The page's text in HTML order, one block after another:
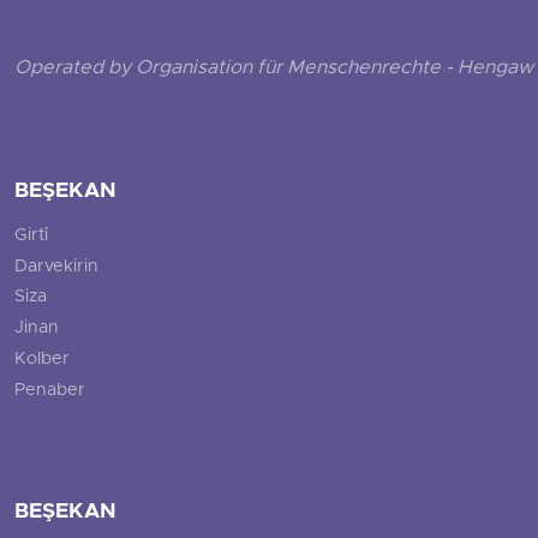
Operated by Organisation für Menschenrechte -
BEŞEKAN
Girtî
Darvekirin
Siza
Jinan
Kolber
Penaber
BEŞEKAN